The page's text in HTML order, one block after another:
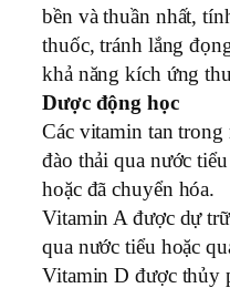
bền và thuần nhất,
thuốc, tránh lắng
khả năng kích ứng
Dược động học
Các vitamin tan
đào thải qua nước
hoặc đã chuyển hóa.
Vitamin A được dự
qua nước tiểu hoặc
Vitamin D được thủy